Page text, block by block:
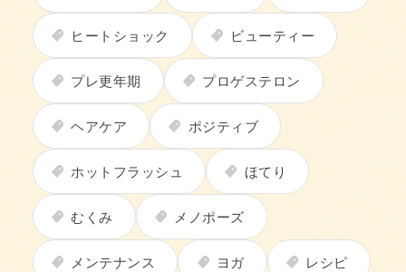
ヒートショック ビューティー
プレ更年期 プロゲステロン
ヘアケア ポジティブ
ホットフラッシュ ほてり
むくみ メノポーズ
メンテナンス ヨガ レシピ